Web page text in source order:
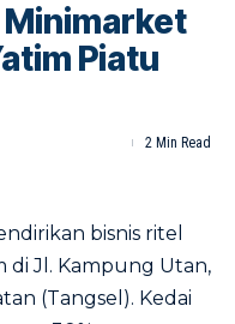
Piatu
2 Min Read
bisnis ritel
di Jl. Kampung Utan,
(Tangsel). Kedai